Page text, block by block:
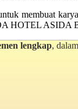
untuk
HOTEL ASIDA
lengkap,